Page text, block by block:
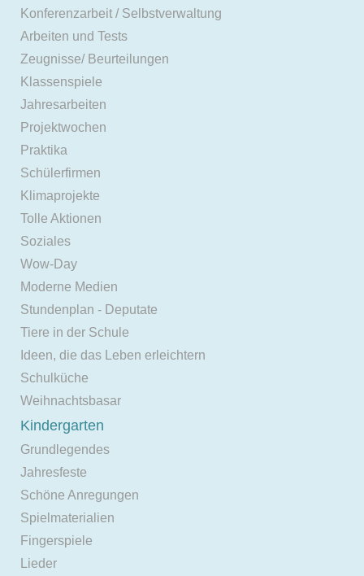
Konferenzarbeit / Selbstverwaltung
Arbeiten und Tests
Zeugnisse/ Beurteilungen
Klassenspiele
Jahresarbeiten
Projektwochen
Praktika
Schülerfirmen
Klimaprojekte
Tolle Aktionen
Soziales
Wow-Day
Moderne Medien
Stundenplan - Deputate
Tiere in der Schule
Ideen, die das Leben erleichtern
Schulküche
Weihnachtsbasar
Kindergarten
Grundlegendes
Jahresfeste
Schöne Anregungen
Spielmaterialien
Fingerspiele
Lieder